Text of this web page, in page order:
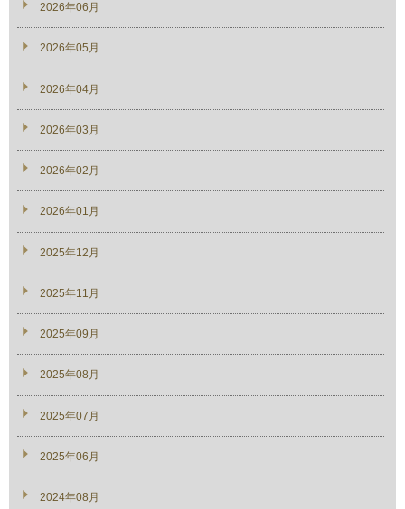
2026年06月
2026年05月
2026年04月
2026年03月
2026年02月
2026年01月
2025年12月
2025年11月
2025年09月
2025年08月
2025年07月
2025年06月
2024年08月